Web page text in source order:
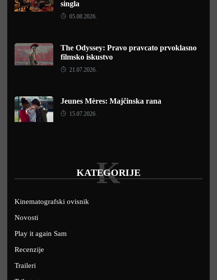
singla
05.08.2026.
The Odyssey: Pravo pravcato prvoklasno
filmsko iskustvo
21.07.2026.
Jeunes Mères: Majčinska rana
15.07.2026.
KATEGORIJE
K
Kinematografski ovisnik
Novosti
Play it again Sam
Recenzije
Traileri